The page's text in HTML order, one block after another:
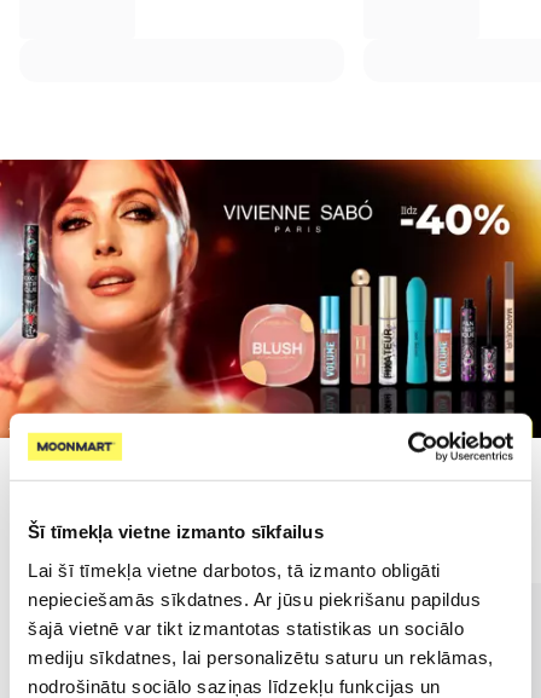
Šī tīmekļa vietne izmanto sīkfailus
Lai šī tīmekļa vietne darbotos, tā izmanto obligāti
nepieciešamās sīkdatnes. Ar jūsu piekrišanu papildus
šajā vietnē var tikt izmantotas statistikas un sociālo
mediju sīkdatnes, lai personalizētu saturu un reklāmas,
nodrošinātu sociālo saziņas līdzekļu funkcijas un